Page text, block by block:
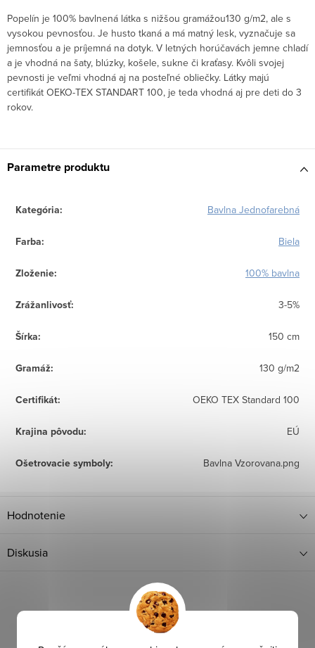
Popelín je 100% bavlnená látka s nižšou gramážou130 g/m2, ale s
vysokou pevnosťou. Je husto tkaná a má matný lesk, vyznačuje sa
jemnosťou a je príjemná na dotyk. V letných horúčavách jemne chladí
a je vhodná na šaty, blúzky, košele, sukne či kraťasy. Kvôli svojej
pevnosti je veľmi vhodná aj na posteľné obliečky. Látky majú
certifikát OEKO-TEX STANDART 100, je teda vhodná aj pre deti do 3
rokov.
Parametre produktu
Kategória: Bavlna Jednofarebná
Farba: Biela
Zloženie: 100% bavlna
Zrážanlivosť: 3-5%
Šírka: 150 cm
Gramáž: 130 g/m2
Certifikát: OEKO TEX Standard 100
Krajina pôvodu: EÚ
Ošetrovacie symboly: Bavlna Vzorovana.png
Hodnotenie
Diskusia